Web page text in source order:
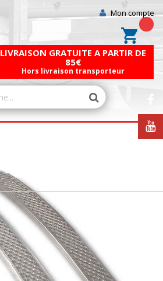
Mon compte
Mon
LIVRAISON GRATUITE A PARTIR DE
85€
Hors livraison transporteur